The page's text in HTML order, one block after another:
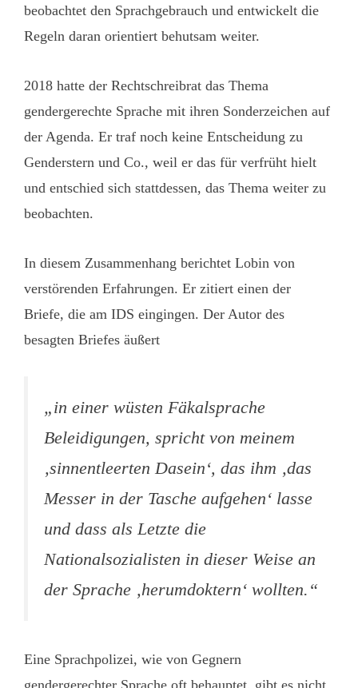
beobachtet den Sprachgebrauch und entwickelt die
Regeln daran orientiert behutsam weiter.
2018 hatte der Rechtschreibrat das Thema
gendergerechte Sprache mit ihren Sonderzeichen auf
der Agenda. Er traf noch keine Entscheidung zu
Genderstern und Co., weil er das für verfrüht hielt
und entschied sich stattdessen, das Thema weiter zu
beobachten.
In diesem Zusammenhang berichtet Lobin von
verstörenden Erfahrungen. Er zitiert einen der
Briefe, die am IDS eingingen. Der Autor des
besagten Briefes äußert
„in einer wüsten Fäkalsprache
Beleidigungen, spricht von meinem
‚sinnentleerten Dasein‘, das ihm ‚das
Messer in der Tasche aufgehen‘ lasse
und dass als Letzte die
Nationalsozialisten in dieser Weise an
der Sprache ‚herumdoktern‘ wollten.“
Eine Sprachpolizei, wie von Gegnern